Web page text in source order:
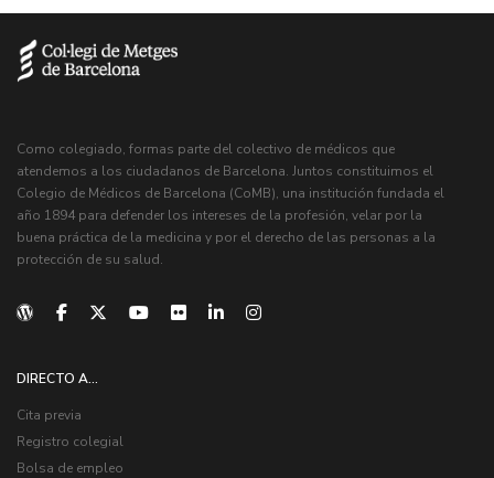
Como colegiado, formas parte del colectivo de médicos que
atendemos a los ciudadanos de Barcelona. Juntos constituimos el
Colegio de Médicos de Barcelona (CoMB), una institución fundada el
año 1894 para defender los intereses de la profesión, velar por la
buena práctica de la medicina y por el derecho de las personas a la
protección de su salud.
DIRECTO A...
Cita previa
Registro colegial
Bolsa de empleo